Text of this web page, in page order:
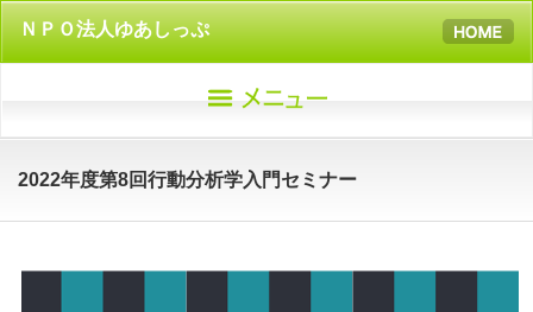
ＮＰＯ法人ゆあしっぷ
2022年度第8回行動分析学入門セミナー